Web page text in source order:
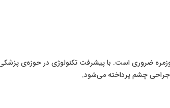
ضروری است. با پیشرفت تکنولوژی در حوزه‌ی
جراحی چشم پرداخته می‌شود.